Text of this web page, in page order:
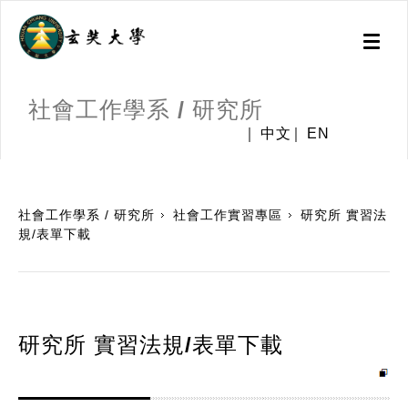
Toggle
社會工作學系 / 研究所
中文 EN
社會工作學系 / 研究所 社會工作實習專區
研究所 實習法
規/表單下載
研究所 實習法規/表單下載